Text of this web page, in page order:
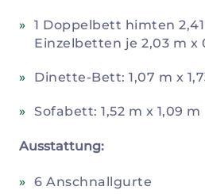
1 Doppelbett himten
Einzelbetten je 2,03 m x
Dinette-Bett: 1,07 m x
Sofabett: 1,52 m x 1,09 m
Ausstattung:
6 Anschnallgurte